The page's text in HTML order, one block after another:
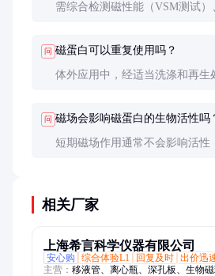
需综合检测磁性能（VSM测试）
据。
问 磁蛋白可以重复使用吗？
体外应用中，经适当洗涤和再生
问 磁场会影响磁蛋白的生物活性吗
短期磁场作用通常不会影响活性
相关厂家
上海希言科学仪器有限公司
安心购
综合体验L1 回复及时 出价迅
主营： 移液管、离心瓶、深孔板、生物